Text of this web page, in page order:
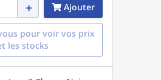
Ajouter
pour voir vos prix
les stocks